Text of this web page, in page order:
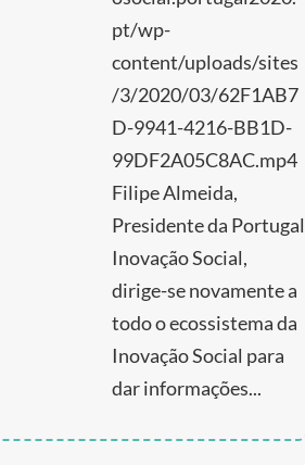
pt/wp-
content/uploads/sites
/3/2020/03/62F1AB7
D-9941-4216-BB1D-
99DF2A05C8AC.mp4
Filipe Almeida,
Presidente da Portugal
Inovação Social,
dirige-se novamente a
todo o ecossistema da
Inovação Social para
dar informações...